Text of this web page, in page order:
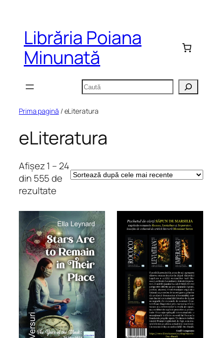
conținutLibrăria Poiana
Minunată
Caută
Prima pagină / eLiteratura
eLiteratura
Afișez 1 – 24
din 555 de
rezultate
cele
mai
recente